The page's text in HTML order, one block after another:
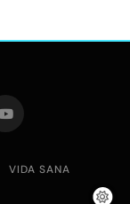
VIDA SANA